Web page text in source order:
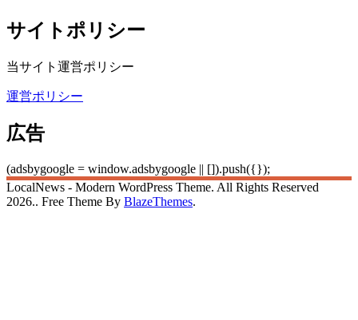
サイトポリシー
当サイト運営ポリシー
運営ポリシー
広告
(adsbygoogle = window.adsbygoogle || []).push({});
LocalNews - Modern WordPress Theme. All Rights Reserved
2026.. Free Theme By BlazeThemes.